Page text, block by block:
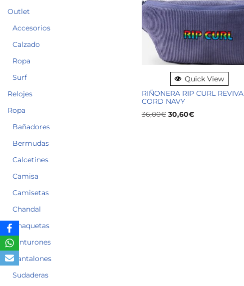
Outlet
Accesorios
Calzado
Ropa
Surf
Relojes
Ropa
Bañadores
Bermudas
Calcetines
Camisa
Camisetas
Chandal
Chaquetas
Cinturones
Pantalones
Sudaderas
Quick View
RIÑONERA RIP CURL
CORD NAVY
36,00€ 30,60€